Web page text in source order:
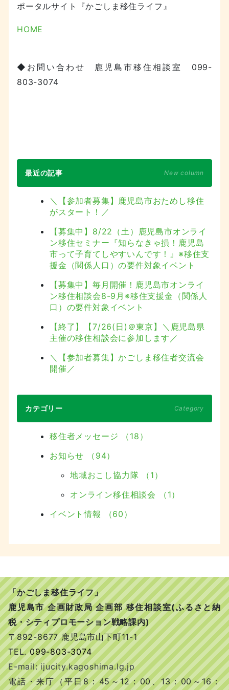
ポータルサイト『かごしま移住ライフ』
HOME
◆お問い合わせ 鹿児島市移住相談室 099-
803-3074
最近の記事 New column
＼【参加者募集】鹿児島市おためし移住
がスタート！／
【募集中】8/22（土）鹿児島市オンライ
ン移住セミナー『知らなきゃ損！鹿児島
市って子育てしやすいんです！』※移住支
援金（関係人口）の要件対象イベント
【募集中】毎月開催！鹿児島市オンライ
ン移住相談会8-9月※移住支援金（関係人
口）の要件対象イベント
【終了】【7/26(日)＠東京】＼鹿児島県
主催の移住相談会に参加します／
＼【参加者募集】かごしま移住者交流会
開催／
カテゴリー Category
移住者メッセージ （18）
お知らせ （94）
地域おこし協力隊 （1）
オンライン移住相談会 （1）
イベント情報 （60）
「かごしま移住ライフ」
鹿児島市 企画財政局 企画部 移住相談室(ふるさと納
税・シティプロモーション戦略課内)
〒892-8677 鹿児島市山下町11-1
TEL.099-803-3074
E-mail: ijucity.kagoshima.lg.jp
電話・来庁（平日8：45～12：00、13：00～16：